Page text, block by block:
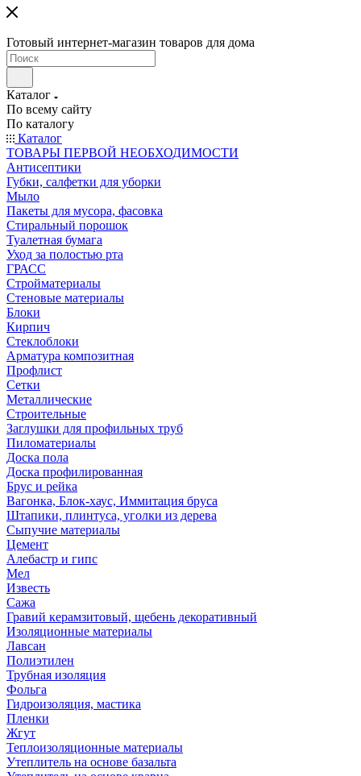
Готовый интернет-магазин товаров для дома
Каталог
По всему сайту
По каталогу
Каталог
ТОВАРЫ ПЕРВОЙ НЕОБХОДИМОСТИ
Антисептики
Губки, салфетки для уборки
Мыло
Пакеты для мусора, фасовка
Стиральный порошок
Туалетная бумага
Уход за полостью рта
ГРАСС
Стройматериалы
Стеновые материалы
Блоки
Кирпич
Стеклоблоки
Арматура композитная
Профлист
Сетки
Металлические
Строительные
Заглушки для профильных труб
Пиломатериалы
Доска пола
Доска профилированная
Брус и рейка
Вагонка, Блок-хаус, Иммитация бруса
Штапики, плинтуса, уголки из дерева
Сыпучие материалы
Цемент
Алебастр и гипс
Мел
Известь
Сажа
Гравий керамзитовый, щебень декоративный
Изоляционные материалы
Лавсан
Полиэтилен
Трубная изоляция
Фольга
Гидроизоляция, мастика
Пленки
Жгут
Теплоизоляционные материалы
Утеплитель на основе базальта